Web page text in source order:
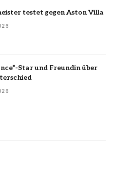
testet gegen Aston Villa
Star und Freundin über